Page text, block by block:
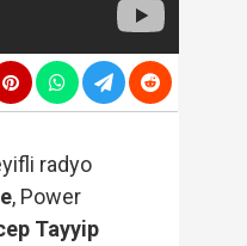
radyo
, Power
Tayyip